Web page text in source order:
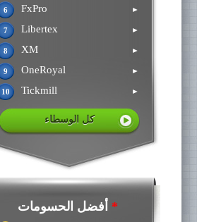
6 FxPro ►
7 Libertex ►
8 XM ►
9 OneRoyal ►
10 Tickmill ►
كل الوسطاء
*